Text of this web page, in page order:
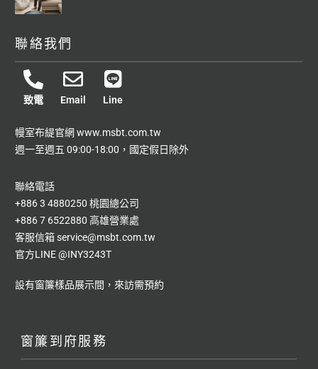
聯絡我們
致電 Email Line
幔室布緹官網www.msbt.com.tw
週一至週五 09:00-18:00，國定假日除外
聯絡電話
+886 3 4880250 桃園總公司
+886 7 6522880 高雄營業處
客服信箱service@msbt.com.tw
官方LINE@INY3243T
設有窗簾樣品展示間，來訪需預約
窗簾到府服務